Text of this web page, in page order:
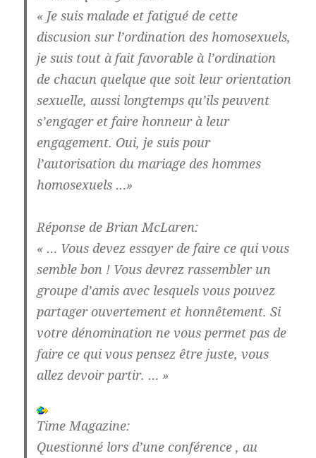
« Je suis malade et fatigué de cette
discusion sur l’ordination des homosexuels,
je suis tout à fait favorable à l’ordination
de chacun quelque que soit leur orientation
sexuelle, aussi longtemps qu’ils peuvent
s’engager et faire honneur à leur
engagement. Oui, je suis pour
l’autorisation du mariage des hommes
homosexuels …»
Réponse de Brian McLaren:
« … Vous devez essayer de faire ce qui vous
semble bon ! Vous devrez rassembler un
groupe d’amis avec lesquels vous pouvez
partager ouvertement et honnêtement. Si
votre dénomination ne vous permet pas de
faire ce qui vous pensez être juste, vous
allez devoir partir. … »
Time Magazine:
Questionné lors d’une conférence , au